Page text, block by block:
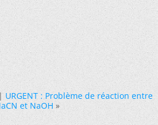
URGENT : Problème de réaction entre
et NaOH »